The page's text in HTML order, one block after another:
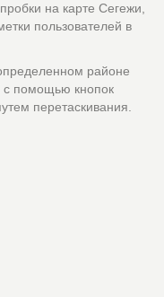
на карте Сегежи,
пользователей в
районе
с помощью кнопок
перетаскивания.